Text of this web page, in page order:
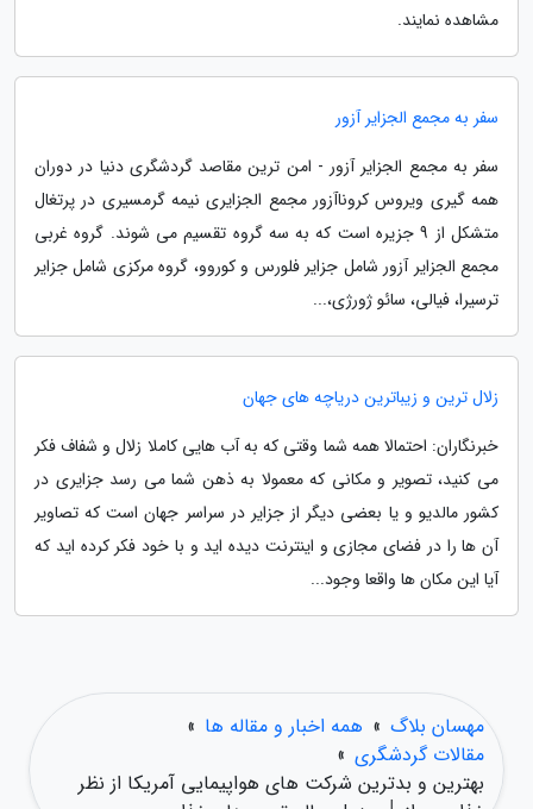
مشاهده نمایند.
سفر به مجمع الجزایر آزور
سفر به مجمع الجزایر آزور - امن ترین مقاصد گردشگری دنیا در دوران
همه گیری ویروس کروناآزور مجمع الجزایری نیمه گرمسیری در پرتغال
متشکل از 9 جزیره است که به سه گروه تقسیم می شوند. گروه غربی
مجمع الجزایر آزور شامل جزایر فلورس و کوروو، گروه مرکزی شامل جزایر
ترسیرا، فیالی، سائو ژورژی،...
زلال ترین و زیباترین دریاچه های جهان
خبرنگاران: احتمالا همه شما وقتی که به آب هایی کاملا زلال و شفاف فکر
می کنید، تصویر و مکانی که معمولا به ذهن شما می رسد جزایری در
کشور مالدیو و یا بعضی دیگر از جزایر در سراسر جهان است که تصاویر
آن ها را در فضای مجازی و اینترنت دیده اید و با خود فکر کرده اید که
آیا این مکان ها واقعا وجود...
مهسان بلاگ » همه اخبار و مقاله ها »
مقالات گردشگری »
بهترین و بدترین شرکت های هواپیمایی آمریکا از نظر